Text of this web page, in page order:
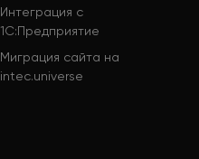
Интеграция с
1С:Предприятие
Миграция сайта на
intec.universe